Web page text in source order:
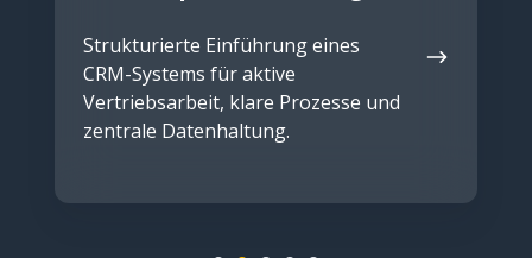
Strukturierte Einführung eines
CRM-Systems für aktive
Vertriebsarbeit, klare Prozesse und
zentrale Datenhaltung.